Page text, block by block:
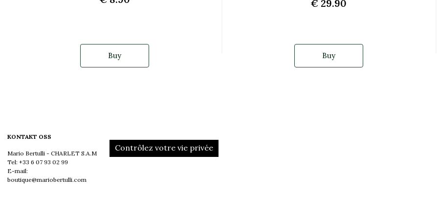
Buy
€ 29.90
Buy
KONTAKT OSS
Mario Bertulli - CHARLET S.A.M
Tel: +33 6 07 93 02 99
E-mail:
boutique@mariobertulli.com
Contrôlez votre vie privée